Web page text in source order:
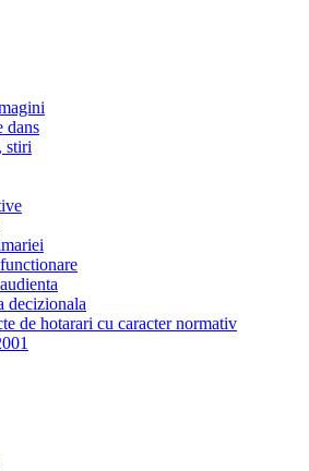
dans
stiri
decizionala
de hotarari cu caracter normativ